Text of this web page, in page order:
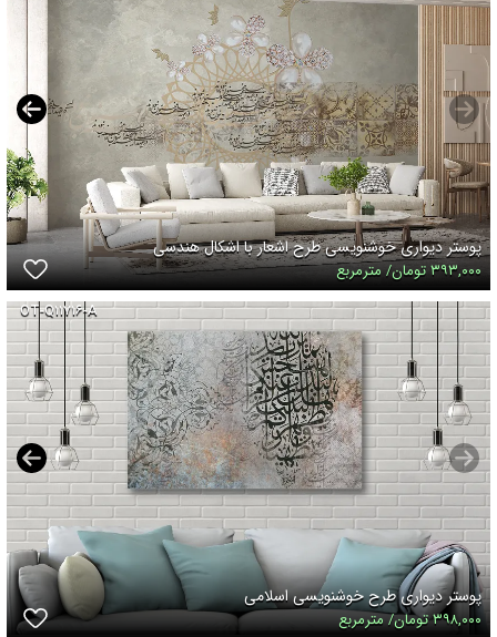
پوستر دیواری خوشنویسی طرح اشعار با اشکال هندسی
۳۹۳,۰۰۰ تومان/ مترمربع
OT-Q۱۱۷۱۶-A
پوستر دیواری طرح خوشنویسی اسلامی
۳۹۸,۰۰۰ تومان/ مترمربع